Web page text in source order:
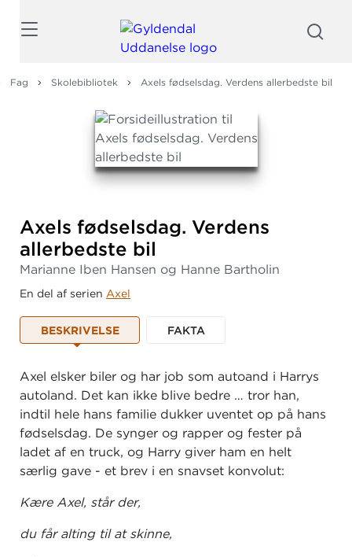
Fag Skolebibliotek Axels fødselsdag. Verdens allerbedste bil
Axels fødselsdag. Verdens
allerbedste bil
Marianne Iben Hansen og Hanne Bartholin
En del af serien Axel
BESKRIVELSE FAKTA
Axel elsker biler og har job som autoand i Harrys
autoland. Det kan ikke blive bedre … tror han,
indtil hele hans familie dukker uventet op på hans
fødselsdag. De synger og rapper og fester på
ladet af en truck, og Harry giver ham en helt
særlig gave - et brev i en snavset konvolut:
Kære Axel, står der,
du får alting til at skinne,